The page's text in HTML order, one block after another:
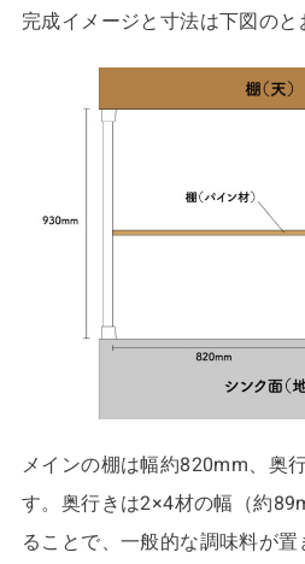
完成イメージと寸法は下図のと
メインの棚は幅約820mm、奥
す。奥行きは2×4材の幅（約
ることで、一般的な調味料が